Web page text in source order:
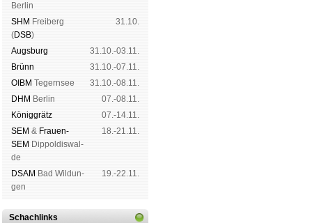
Ber­lin
SHM Frei­berg
(DSB)
31.10.
Augs­burg
31.10.-03.11.
Brünn
31.10.-07.11.
OIBM Tegern­see
31.10.-08.11.
DHM Ber­lin
07.-08.11.
König­grätz
07.-14.11.
SEM & Frauen-
SEM Dip­pol­dis­wal­
de
18.-21.11.
DSAM Bad Wil­dun­
gen
19.-22.11.
Schachlinks